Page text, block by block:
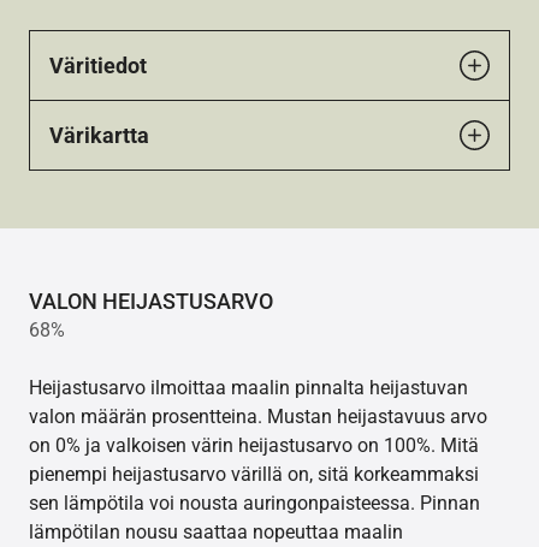
Väritiedot
Värikartta
VALON HEIJASTUSARVO
68%
Heijastusarvo ilmoittaa maalin pinnalta heijastuvan
valon määrän prosentteina. Mustan heijastavuus arvo
on 0% ja valkoisen värin heijastusarvo on 100%. Mitä
pienempi heijastusarvo värillä on, sitä korkeammaksi
sen lämpötila voi nousta auringonpaisteessa. Pinnan
lämpötilan nousu saattaa nopeuttaa maalin